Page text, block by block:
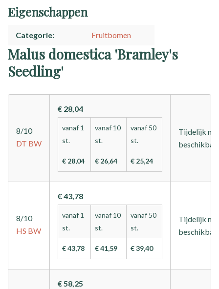
Eigenschappen
Categorie Fruitbomen
Malus domestica 'Bramley's
Seedling'
8/10
DT BW
€ 28,04
vanaf 1
st.
€ 28,04
vanaf 10
st.
€ 26,64
vanaf 50
st.
€ 25,24
Tijdelijk
8/10
HS BW
€ 43,78
vanaf 1
st.
€ 43,78
vanaf 10
st.
€ 41,59
vanaf 50
st.
€ 39,40
Tijdelijk
€ 58,25